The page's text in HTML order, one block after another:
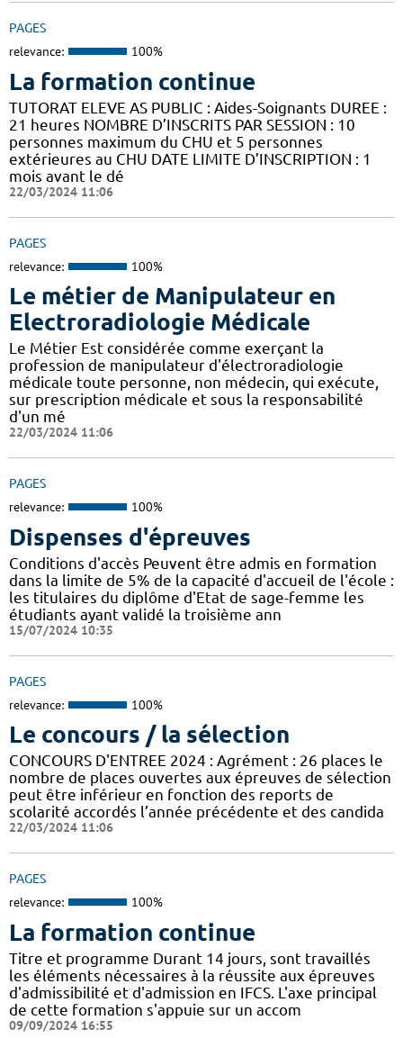
PAGES
relevance: 100%
La formation continue
TUTORAT ELEVE AS PUBLIC : Aides-Soignants DUREE :
21 heures NOMBRE D’INSCRITS PAR SESSION : 10
personnes maximum du CHU et 5 personnes
extérieures au CHU DATE LIMITE D’INSCRIPTION : 1
mois avant le dé
22/03/2024 11:06
PAGES
relevance: 100%
Le métier de Manipulateur en
Electroradiologie Médicale
Le Métier Est considérée comme exerçant la
profession de manipulateur d'électroradiologie
médicale toute personne, non médecin, qui exécute,
sur prescription médicale et sous la responsabilité
d'un mé
22/03/2024 11:06
PAGES
relevance: 100%
Dispenses d'épreuves
Conditions d'accès Peuvent être admis en formation
dans la limite de 5% de la capacité d'accueil de l'école :
les titulaires du diplôme d'Etat de sage-femme les
étudiants ayant validé la troisième ann
15/07/2024 10:35
PAGES
relevance: 100%
Le concours / la sélection
CONCOURS D'ENTREE 2024 : Agrément : 26 places le
nombre de places ouvertes aux épreuves de sélection
peut être inférieur en fonction des reports de
scolarité accordés l’année précédente et des candida
22/03/2024 11:06
PAGES
relevance: 100%
La formation continue
Titre et programme Durant 14 jours, sont travaillés
les éléments nécessaires à la réussite aux épreuves
d'admissibilité et d'admission en IFCS. L'axe principal
de cette formation s'appuie sur un accom
09/09/2024 16:55